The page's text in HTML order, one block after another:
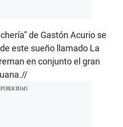
de Gastón Acurio se
este sueño llamado La
en conjunto el gran